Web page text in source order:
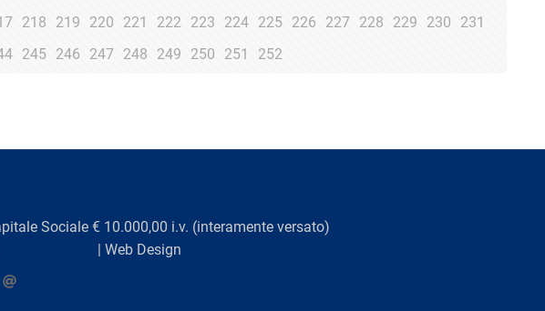
218 219 220 221 222 223 224 225 226 227 228 229 230
231
245 246 247 248 249 250 251 252
Sociale € 10.000,00 i.v. (interamente versato)
| Web Design